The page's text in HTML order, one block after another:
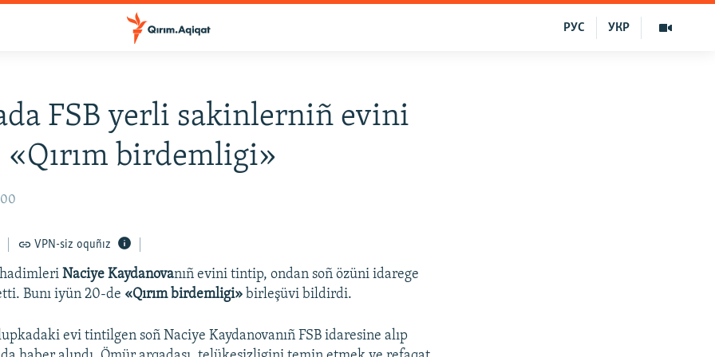
УКР
РУС
FSB yerli sakinlerniñ evini
birdemligi»
VPN-siz oquñız
hadimleriNaciye Kaydanovanıñ evini tintip, ondan soñ özüni idarege
Bunı iyün 20-de «Qırım birdemligi» birleşüvi bildirdi.
evi tintilgen soñ Naciye Kaydanovanıñ FSB idaresine alıp